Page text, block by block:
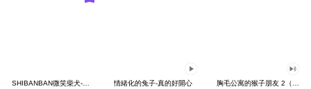
SHIBANBAN微笑柴犬-廢柴寶寶日常 情緒化的兔子-真的好開心 胸毛公寓的猴子朋友 2（有聲動態）